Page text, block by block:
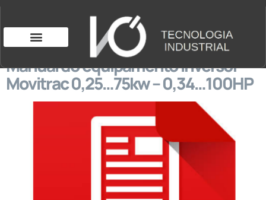
Manual do equipamento Inversor
Movitrac 0,25…75kw – 0,34…100HP